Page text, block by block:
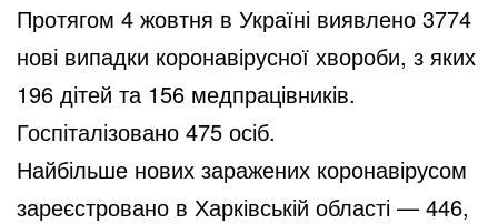
Протягом 4 жовтня в Україні виявлено 3774
нові випадки коронавірусної хвороби, з яких
196 дітей та 156 медпрацівників.
Госпіталізовано 475 осіб.
Найбільше нових заражених коронавірусом
зареєстровано в Харківській області — 446,